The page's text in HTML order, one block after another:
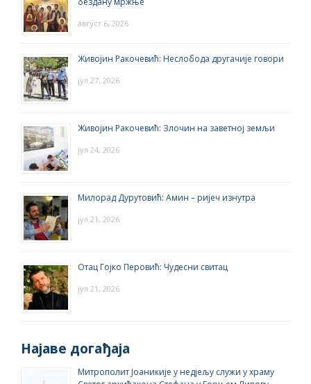
август 6, 2026
Живојин Ракочевић: Неслобода другачије говори
јул 27, 2026
Живојин Ракочевић: Злочин на заветној земљи
јул 24, 2026
Милорад Дурутовић: Амин – ријеч изнутра
јул 21, 2026
Отац Гојко Перовић: Чудесни свитац
јул 21, 2026
Најаве догађаја
Митрополит Јоаникије у недјељу служи у храму